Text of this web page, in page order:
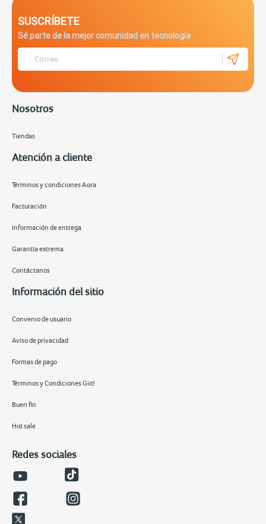
SUSCRÍBETE
Sé parte de la mejor comunidad en tecnología
Nosotros
Tiendas
Atención a cliente
Términos y condiciones Aora
Facturación
Información de entrega
Garantía extrema
Contáctanos
Información del sitio
Convenio de usuario
Aviso de privacidad
Formas de pago
Términos y Condiciones Giit!
Buen fin
Hot sale
Redes sociales